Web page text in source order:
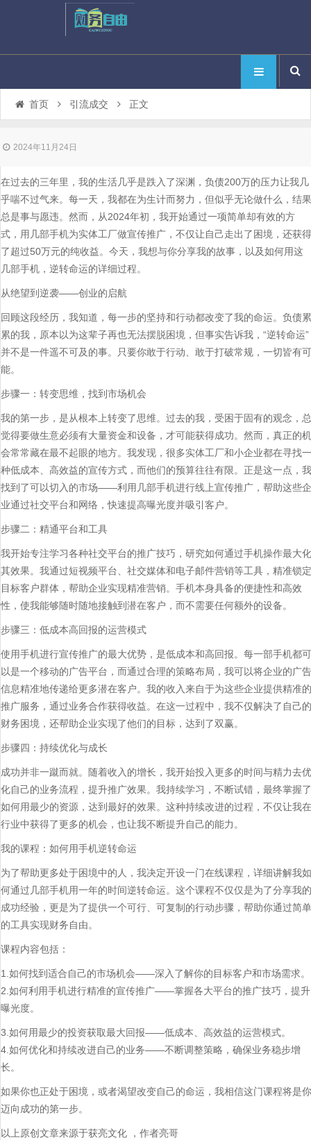
首页 引流成交 正文
2024年11月24日
在过去的三年里，我的生活几乎是跌入了深渊，负债200万的压力让我几
乎喘不过气来。每一天，我都在为生计而努力，但似乎无论做什么，结果
总是事与愿违。然而，从2024年初，我开始通过一项简单却有效的方
式，用几部手机为实体工厂做宣传推广，不仅让自己走出了困境，还获得
了超过50万元的纯收益。今天，我想与你分享我的故事，以及如何用这
几部手机，逆转命运的详细过程。
从绝望到逆袭——创业的启航
回顾这段经历，我知道，每一步的坚持和行动都改变了我的命运。负债累
累的我，原本以为这辈子再也无法摆脱困境，但事实告诉我，“逆转命运”
并不是一件遥不可及的事。只要你敢于行动、敢于打破常规，一切皆有可
能。
步骤一：转变思维，找到市场机会
我的第一步，是从根本上转变了思维。过去的我，受困于固有的观念，总
觉得要做生意必须有大量资金和设备，才可能获得成功。然而，真正的机
会常常藏在最不起眼的地方。我发现，很多实体工厂和小企业都在寻找一
种低成本、高效益的宣传方式，而他们的预算往往有限。正是这一点，我
找到了可以切入的市场——利用几部手机进行线上宣传推广，帮助这些企
业通过社交平台和网络，快速提高曝光度并吸引客户。
步骤二：精通平台和工具
我开始专注学习各种社交平台的推广技巧，研究如何通过手机操作最大化
其效果。我通过短视频平台、社交媒体和电子邮件营销等工具，精准锁定
目标客户群体，帮助企业实现精准营销。手机本身具备的便捷性和高效
性，使我能够随时随地接触到潜在客户，而不需要任何额外的设备。
步骤三：低成本高回报的运营模式
使用手机进行宣传推广的最大优势，是低成本和高回报。每一部手机都可
以是一个移动的广告平台，而通过合理的策略布局，我可以将企业的广告
信息精准地传递给更多潜在客户。我的收入来自于为这些企业提供精准的
推广服务，通过业务合作获得收益。在这一过程中，我不仅解决了自己的
财务困境，还帮助企业实现了他们的目标，达到了双赢。
步骤四：持续优化与成长
成功并非一蹴而就。随着收入的增长，我开始投入更多的时间与精力去优
化自己的业务流程，提升推广效果。我持续学习，不断试错，最终掌握了
如何用最少的资源，达到最好的效果。这种持续改进的过程，不仅让我在
行业中获得了更多的机会，也让我不断提升自己的能力。
我的课程：如何用手机逆转命运
为了帮助更多处于困境中的人，我决定开设一门在线课程，详细讲解我如
何通过几部手机用一年的时间逆转命运。这个课程不仅仅是为了分享我的
成功经验，更是为了提供一个可行、可复制的行动步骤，帮助你通过简单
的工具实现财务自由。
课程内容包括：
1.如何找到适合自己的市场机会——深入了解你的目标客户和市场需求。
2.如何利用手机进行精准的宣传推广——掌握各大平台的推广技巧，提升
曝光度。
3.如何用最少的投资获取最大回报——低成本、高效益的运营模式。
4.如何优化和持续改进自己的业务——不断调整策略，确保业务稳步增
长。
如果你也正处于困境，或者渴望改变自己的命运，我相信这门课程将是你
迈向成功的第一步。
以上原创文章来源于获亮文化 ，作者亮哥